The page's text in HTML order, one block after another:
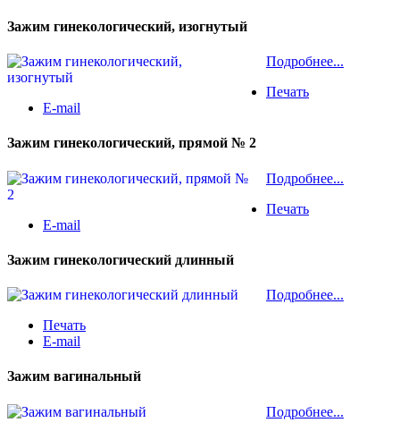
Зажим гинекологический, изогнутый
Подробнее...
Печать
E-mail
Зажим гинекологический, прямой № 2
Подробнее...
Печать
E-mail
Зажим гинекологический длинный
Подробнее...
Печать
E-mail
Зажим вагинальный
Подробнее...